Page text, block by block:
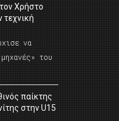
Χρήστο
τεχνική
να
του
παίκτης
στην U15